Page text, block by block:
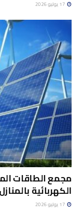
مجمع الطاقات
الكهربائية